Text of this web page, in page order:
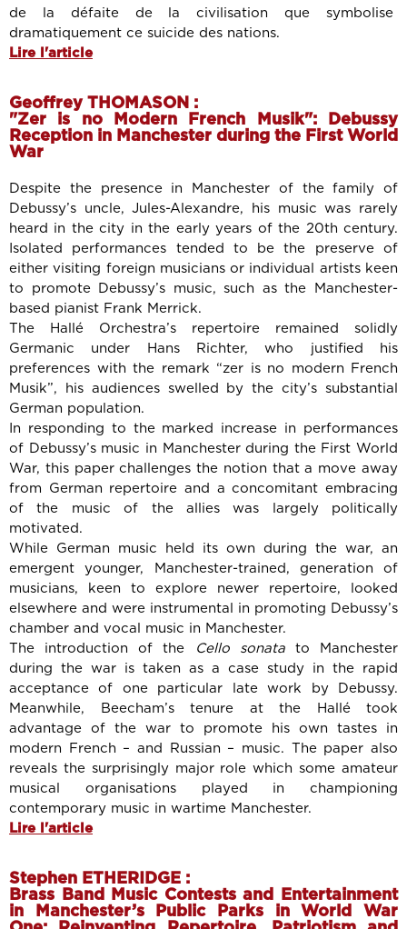
de la défaite de la civilisation que symbolise
dramatiquement ce suicide des nations.
Lire l'article
Geoffrey THOMASON :
"Zer is no Modern French Musik": Debussy
Reception in Manchester during the First World
War
Despite the presence in Manchester of the family of
Debussy’s uncle, Jules-Alexandre, his music was rarely
heard in the city in the early years of the 20th century.
Isolated performances tended to be the preserve of
either visiting foreign musicians or individual artists keen
to promote Debussy’s music, such as the Manchester-
based pianist Frank Merrick.
The Hallé Orchestra’s repertoire remained solidly
Germanic under Hans Richter, who justified his
preferences with the remark “zer is no modern French
Musik”, his audiences swelled by the city’s substantial
German population.
In responding to the marked increase in performances
of Debussy’s music in Manchester during the First World
War, this paper challenges the notion that a move away
from German repertoire and a concomitant embracing
of the music of the allies was largely politically
motivated.
While German music held its own during the war, an
emergent younger, Manchester-trained, generation of
musicians, keen to explore newer repertoire, looked
elsewhere and were instrumental in promoting Debussy’s
chamber and vocal music in Manchester.
The introduction of the
Cello sonatato Manchester
during the war is taken as a case study in the rapid
acceptance of one particular late work by Debussy.
Meanwhile, Beecham’s tenure at the Hallé took
advantage of the war to promote his own tastes in
modern French – and Russian – music. The paper also
reveals the surprisingly major role which some amateur
musical organisations played in championing
contemporary music in wartime Manchester.
Lire l'article
Stephen ETHERIDGE :
Brass Band Music Contests and Entertainment
in Manchester’s Public Parks in World War